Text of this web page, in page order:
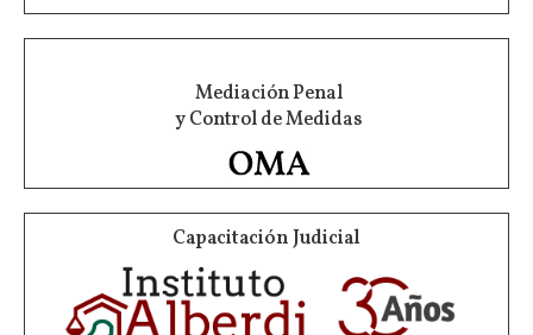
Mediación Penal
y Control de Medidas
Capacitación Judicial